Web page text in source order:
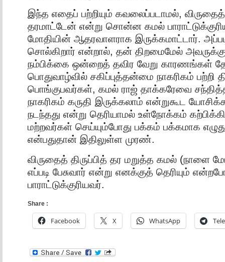
இந்த எதைப் பற்றியும் கவலைப்படாமல், விருதைத்
தரமாட்டேன் என்று சொன்ன கமல்
மோதியின் ஆதரவாளராக இருக்கமாட்டார்.
சொல்கிறார் என்றால், தன் திறமைமேல்
நம்பிக்கை ஒன்றைத் தவிர வேறு காரணங்கள்
பொதுவாழ்வில் சகிப்புத்தன்மை நாகரிகம் பற்றி
பொங்குபவர்கள், கமல் ராஜ் தாக்கரேவை
நாகரிகம் கருதி இருக்கலாம் என்றுகூட
நடந்தது என்று தெரியாமல் உள்நோக்கம்
மற்றவர்கள் செய்யும்போது பக்கம் பக்கமாக
என்பதுதான் இதிலுள்ள முரண்.
விருதைத் திருப்பித் தர மறுத்த கமல் (நாளை
எப்படி பேசுவார் என்று எனக்குத் தெரியும்
பாராட்டுக்குரியவர்.
Share :
Facebook X WhatsApp